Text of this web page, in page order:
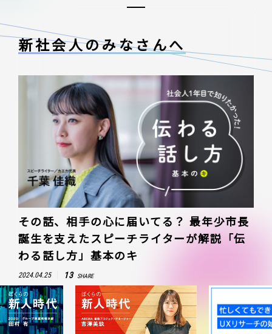
新社会人のみなさんへ
その話、相手の心に届いてる？ 最年少市長
誕生を支えたスピーチライターが解説「伝
わる話し方」基本のキ
2024.04.25 13 SHARE